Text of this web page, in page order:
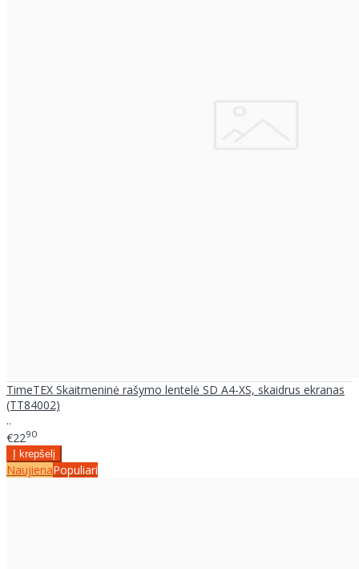
TimeTEX Skaitmeninė rašymo lentelė SD A4-XS, skaidrus ekranas
(TT84002)
..
€2290
NaujienaPopuliari